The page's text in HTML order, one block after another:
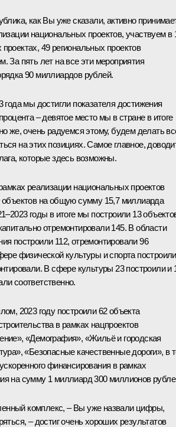
как Вы уже сказали, активно
национальных проектов, участвуем в
49 региональных проектов
За пять лет на все эти мероприятия
90 миллиардов рублей.
года мы достигли показателя достижения
– девятое место мы в стране в итоге
же, очень радуемся этому, будем делать
на этих позициях. Самое главное,
которые здесь возможны.
реализации национальных проектов
объектов на общую сумму 15,7 миллиарда
годы в итоге мы построили 13
отремонтировали 145. В области
построили 112, отремонтировали 96
физической культуры и спорта построили
В сфере культуры 23 построили и
соответственно.
2023 году построили 62 объекта
в рамках нацпроектов
«Демография», «Жильё и городская
«Безопасные качественные дороги», в
финансирования в рамках
на сумму 1 миллиард 300 миллионов
комплекс, – Вы уже назвали цифры,
– достиг очень хороших результатов